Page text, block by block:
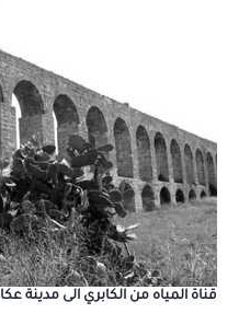
قناة المياه من الكابري الى مدينة عكا